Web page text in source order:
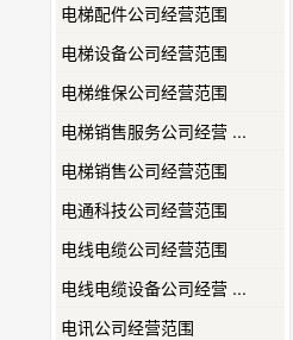
电梯配件公司经营范围
电梯设备公司经营范围
电梯维保公司经营范围
电梯销售服务公司经营 ...
电梯销售公司经营范围
电通科技公司经营范围
电线电缆公司经营范围
电线电缆设备公司经营 ...
电讯公司经营范围